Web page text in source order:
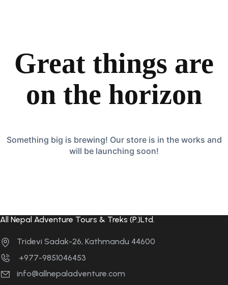
Great things are
on the horizon
Something big is brewing! Our store is in the works and
will be launching soon!
All Nepal Adventure Tours & Treks (P.)Ltd.
Tridevi Sadak-26, Kathmandu 44600
+977-9851046453
info@allnepaladventure.com